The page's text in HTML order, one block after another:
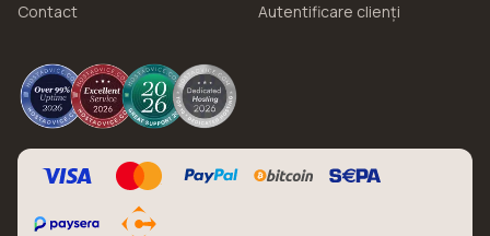
Contact
Autentificare clienți